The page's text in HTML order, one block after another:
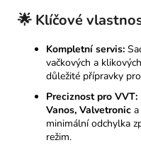
🌟 Klíčové
Kompletní servis:
vačkových a
důležité přípravky
Preciznost pro VVT:
Vanos, Valvetronic
minimální odchylka
režim.